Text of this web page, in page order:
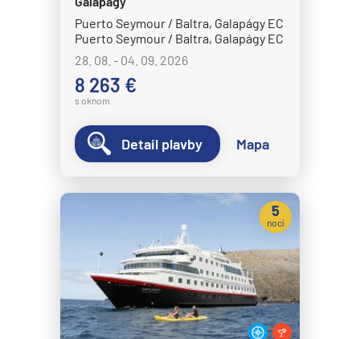
Celestyal Discovery
Celestyal Journey
Celestyal Olympia
Costa Cruises
Costa Deliziosa
Costa Diadema
Costa Fascinosa
Costa Fortuna
Costa Pacifica
Costa Serena
Costa Smeralda
Puerto Seymour / Baltra, Galapágy EC
Puerto Seymour / Baltra, Galapágy EC
28. 08. - 04. 09. 2026
8 263 €
s oknom
Detail plavby Mapa
5
nocí